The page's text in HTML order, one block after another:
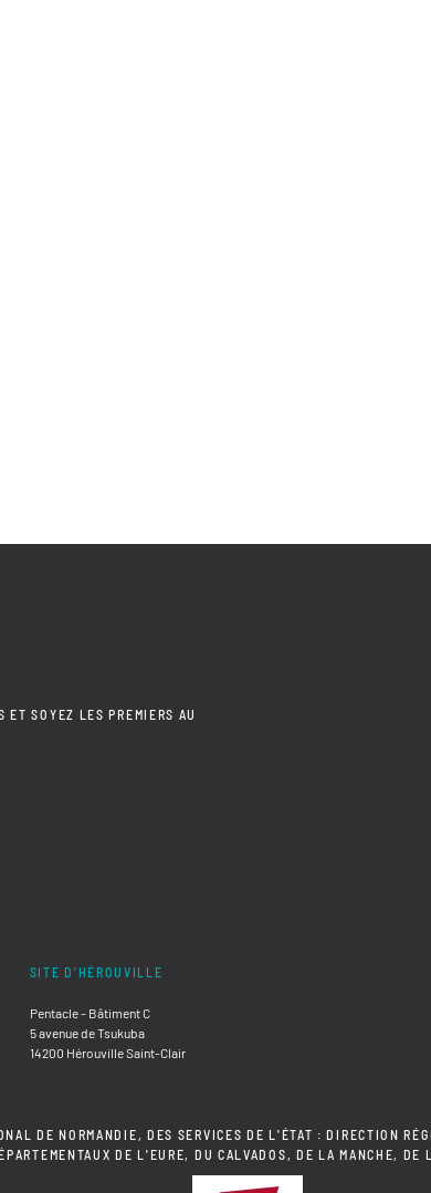
SOYEZ LES PREMIERS AU
SITE D'HÉROUVILLE
Pentacle - Bâtiment C
5 avenue de Tsukuba
14200 Hérouville Saint-Clair
DE NORMANDIE, DES SERVICES DE L'ÉTAT : DIRECTION
DE L'EURE, DU CALVADOS, DE LA MANCHE, DE